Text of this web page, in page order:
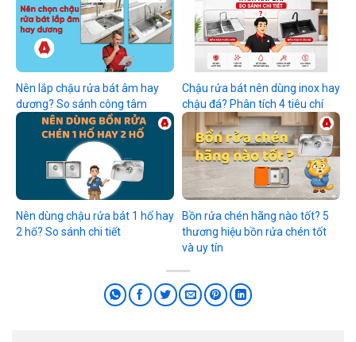
Nên lắp chậu rửa bát âm hay
dương? So sánh công tâm
Chậu rửa bát nên dùng inox hay
chậu đá? Phân tích 4 tiêu chí
Nên dùng chậu rửa bát 1 hố hay
2 hố? So sánh chi tiết
Bồn rửa chén hãng nào tốt? 5
thương hiệu bồn rửa chén tốt
và uy tín